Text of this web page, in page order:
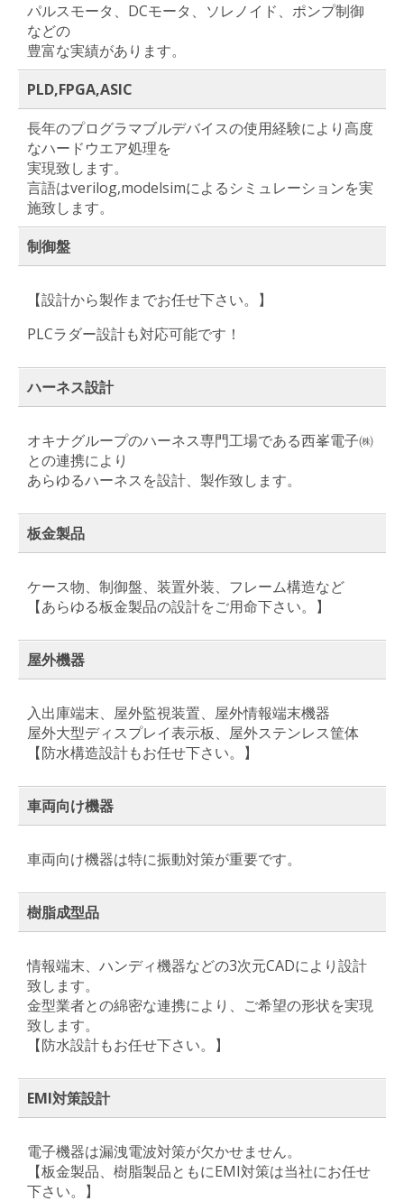
パルスモータ、DCモータ、ソレノイド、ポンプ制御
などの
豊富な実績があります。
PLD,FPGA,ASIC
長年のプログラマブルデバイスの使用経験により高度
なハードウエア処理を
実現致します。
言語はverilog,modelsimによるシミュレーションを実
施致します。
制御盤
【設計から製作までお任せ下さい。】
PLCラダー設計も対応可能です！
ハーネス設計
オキナグループのハーネス専門工場である西峯電子㈱
との連携により
あらゆるハーネスを設計、製作致します。
板金製品
ケース物、制御盤、装置外装、フレーム構造など
【あらゆる板金製品の設計をご用命下さい。】
屋外機器
入出庫端末、屋外監視装置、屋外情報端末機器
屋外大型ディスプレイ表示板、屋外ステンレス筐体
【防水構造設計もお任せ下さい。】
車両向け機器
車両向け機器は特に振動対策が重要です。
樹脂成型品
情報端末、ハンディ機器などの3次元CADにより設計
致します。
金型業者との綿密な連携により、ご希望の形状を実現
致します。
【防水設計もお任せ下さい。】
EMI対策設計
電子機器は漏洩電波対策が欠かせません。
【板金製品、樹脂製品ともにEMI対策は当社にお任せ
下さい。】